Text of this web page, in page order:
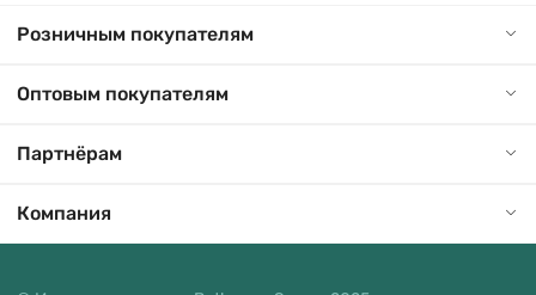
Розничным покупателям
Оптовым покупателям
Партнёрам
Компания